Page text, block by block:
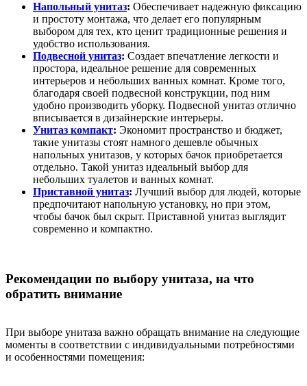
Напольный унитаз: Обеспечивает надежную фиксацию
и простоту монтажа, что делает его популярным
выбором для тех, кто ценит традиционные решения и
удобство использования.
Подвесной унитаз: Создает впечатление легкости и
простора, идеальное решение для современных
интерьеров и небольших ванных комнат. Кроме того,
благодаря своей подвесной конструкции, под ним
удобно производить уборку. Подвесной унитаз отлично
вписывается в дизайнерские интерьеры.
Унитаз компакт: Экономит пространство и бюджет,
такие унитазы стоят намного дешевле обычных
напольных унитазов, у которых бачок приобретается
отдельно. Такой унитаз идеальный выбор для
небольших туалетов и ванных комнат.
Приставной унитаз: Лучший выбор для людей, которые
предпочитают напольную установку, но при этом,
чтобы бачок был скрыт. Приставной унитаз выглядит
современно и компактно.
Рекомендации по выбору унитаза, на что
обратить внимание
При выборе унитаза важно обращать внимание на следующие
моменты в соответствии с индивидуальными потребностями
и особенностями помещения: